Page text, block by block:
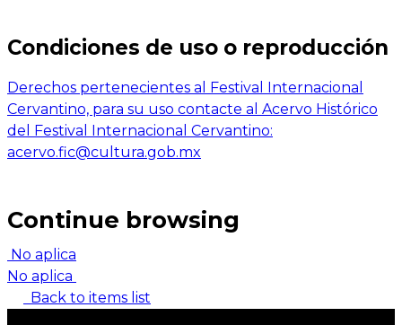
Condiciones de uso o reproducción
Derechos pertenecientes al Festival Internacional
Cervantino, para su uso contacte al Acervo Histórico
del Festival Internacional Cervantino:
acervo.fic@cultura.gob.mx
Continue browsing
No aplica
No aplica
Back to items list